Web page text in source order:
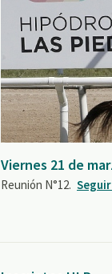
Viernes 21 de
Reunión N°12.